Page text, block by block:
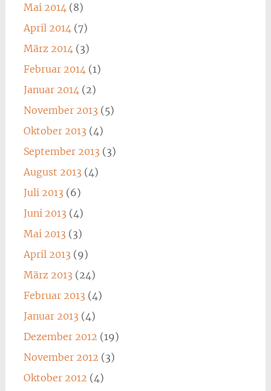
Mai 2014 (8)
April 2014 (7)
März 2014 (3)
Februar 2014 (1)
Januar 2014 (2)
November 2013 (5)
Oktober 2013 (4)
September 2013 (3)
August 2013 (4)
Juli 2013 (6)
Juni 2013 (4)
Mai 2013 (3)
April 2013 (9)
März 2013 (24)
Februar 2013 (4)
Januar 2013 (4)
Dezember 2012 (19)
November 2012 (3)
Oktober 2012 (4)